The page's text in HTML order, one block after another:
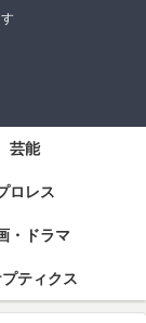
芸能
ロレス
・ドラマ
ティクス